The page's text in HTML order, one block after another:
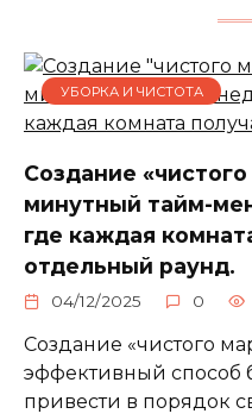
УБОРКА И ЧИСТОТА
Создание
минутный тайм-
где каждая
отдельный раунд.
04/12/2025 0
Создание «чистого
эффективный способ
привести в порядок